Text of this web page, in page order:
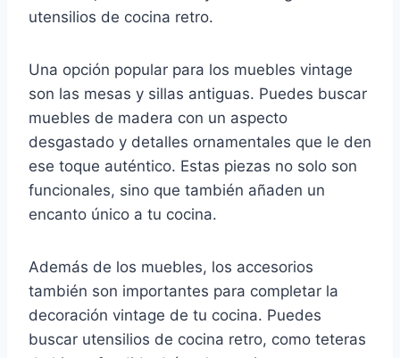
utensilios de cocina retro.
Una opción popular para los muebles vintage
son las mesas y sillas antiguas. Puedes buscar
muebles de madera con un aspecto
desgastado y detalles ornamentales que le den
ese toque auténtico. Estas piezas no solo son
funcionales, sino que también añaden un
encanto único a tu cocina.
Además de los muebles, los accesorios
también son importantes para completar la
decoración vintage de tu cocina. Puedes
buscar utensilios de cocina retro, como teteras